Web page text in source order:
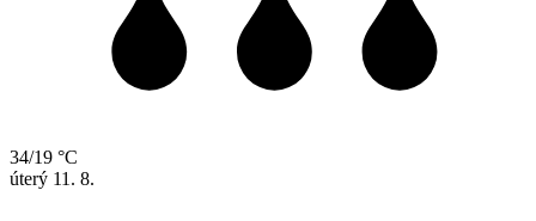
34/19 °C
úterý 11. 8.